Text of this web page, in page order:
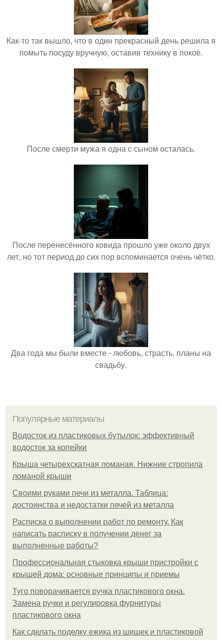
Как-то так вышло, что в один прекрасный день решила я
помыть посуду вручную, оставив технику в покое.
После смерти мужа я одна с сыном осталась.
После перенесённого ковида прошло уже около двух
лет, но тот период до сих пор вспоминается очень чётко.
Два года мы были вместе - любовь, страсть, планы на
свадьбу.
Популярные материалы
Водосток из пластиковых бутылок: эффективный
водосток за копейки
Крыша четырехскатная ломаная. Нижние стропила
ломаной крыши
Своими руками печи из металла. Таблица:
достоинства и недостатки печей из металла
Расписка о выполнении работ по ремонту. Как
написать расписку в получении денег за
выполненные работы?
Профессиональная стыковка крыши пристройки с
крышей дома: основные принципы и приемы
Туго поворачивается ручка пластикового окна.
Замена ручки и регулировка фурнитуры
пластикового окна
Как сделать поделку ежика из шишек и пластиковой